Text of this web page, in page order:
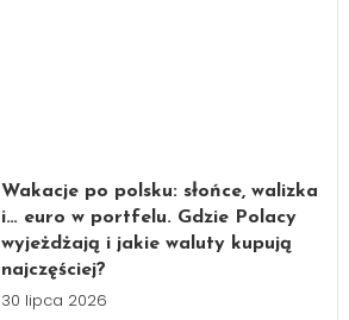
Wakacje po polsku: słońce, walizka
i… euro w portfelu. Gdzie Polacy
wyjeżdżają i jakie waluty kupują
najczęściej?
30 lipca 2026